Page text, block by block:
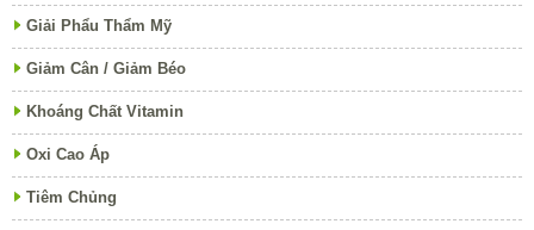
Giải Phẩu Thẩm Mỹ
Giảm Cân / Giảm Béo
Khoáng Chất Vitamin
Oxi Cao Áp
Tiêm Chủng